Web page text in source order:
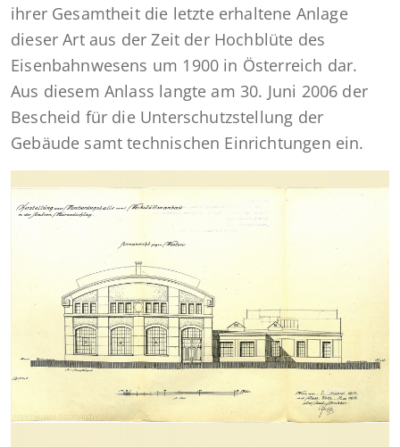
ihrer Gesamtheit die letzte erhaltene Anlage
dieser Art aus der Zeit der Hochblüte des
Eisenbahnwesens um 1900 in Österreich dar.
Aus diesem Anlass langte am 30. Juni 2006 der
Bescheid für die Unterschutzstellung der
Gebäude samt technischen Einrichtungen ein.